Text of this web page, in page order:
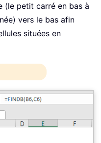
(le petit carré en bas à
vers le bas afin
situées en